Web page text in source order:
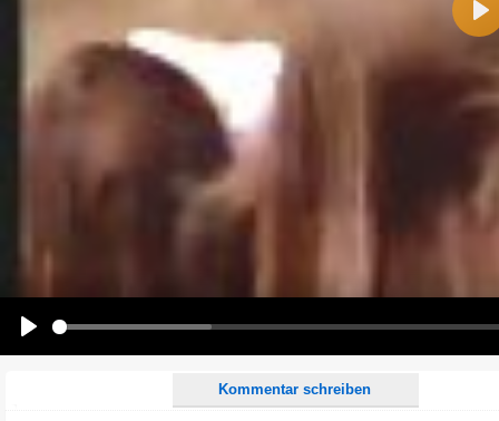
Kommentar schreiben
Ich möchte eine E-Mail, wenn auf dieser Seite weitere Kommentare erscheinen.